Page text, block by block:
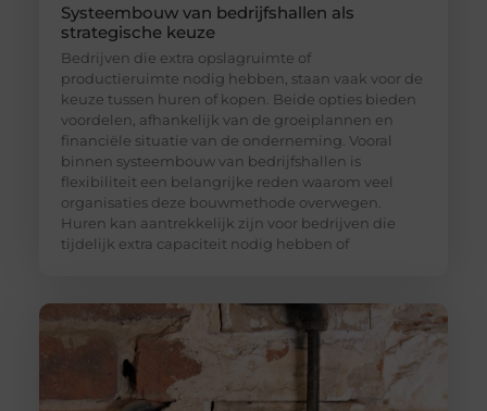
Systeembouw van bedrijfshallen als
strategische keuze
Bedrijven die extra opslagruimte of
productieruimte nodig hebben, staan vaak voor de
keuze tussen huren of kopen. Beide opties bieden
voordelen, afhankelijk van de groeiplannen en
financiële situatie van de onderneming. Vooral
binnen systeembouw van bedrijfshallen is
flexibiliteit een belangrijke reden waarom veel
organisaties deze bouwmethode overwegen.
Huren kan aantrekkelijk zijn voor bedrijven die
tijdelijk extra capaciteit nodig hebben of